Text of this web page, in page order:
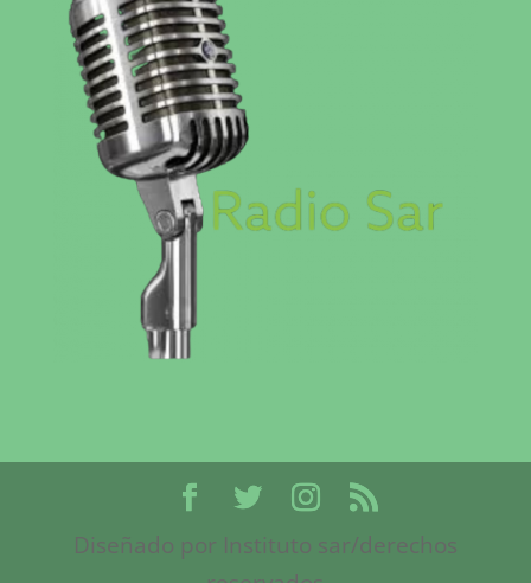
Diseñado por Instituto sar/derechos